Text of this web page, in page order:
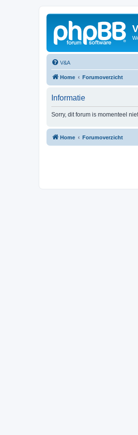
V&A
Home Forumoverzicht
Informatie
Sorry, dit forum is momenteel
Home Forumoverzicht